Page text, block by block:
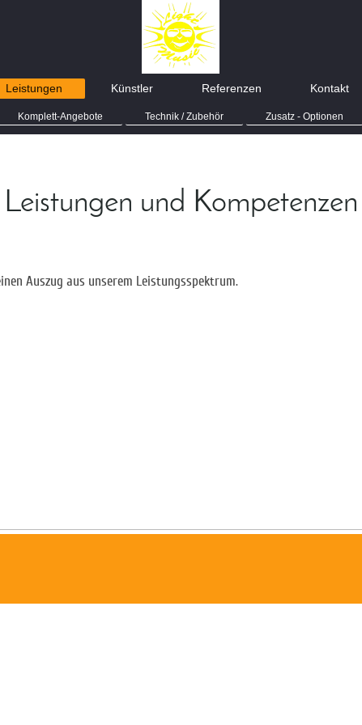
Leistungen Künstler Referenzen Kontakt
Komplett-Angebote Technik / Zubehör Zusatz - Optionen
Leistungen und Kompetenzen
Auszug aus unserem Leistungsspektrum.